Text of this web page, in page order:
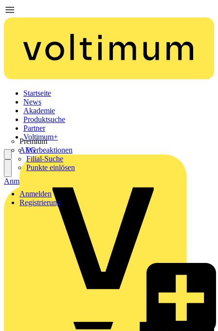
Startseite
News
Akademie
Produktsuche
Partner
Premium
AEG
Voltimum+
Werbeaktionen
Filial-Suche
Punkte einlösen
Anmelden
Registrierung
Anmelden